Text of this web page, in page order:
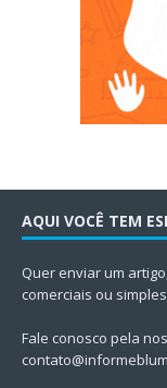
AQUI VOCÊ TEM
Quer enviar um
comerciais ou
Fale conosco pela